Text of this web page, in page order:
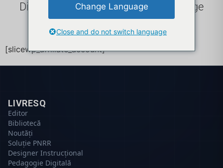
Distribuie link-ul tău de afiliat și strange
comisioane din vânzări!
[slicewp_affiliate_account]
LIVRESQ
Editor
Bibliotecă
Noutăți
Soluție PNRR
Designer Instrucțional
Pedagogie Digitală
Change Language
Close and do not switch language